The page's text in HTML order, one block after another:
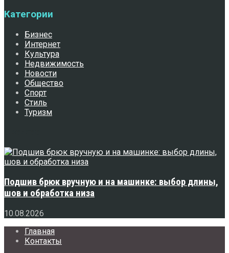
Категории
Бизнес
Интернет
Культура
Недвижимость
Новости
Общество
Спорт
Стиль
Туризм
Подшив брюк вручную и на машинке: выбор длины,
шов и обработка низа
10.08.2026
Главная
Контакты